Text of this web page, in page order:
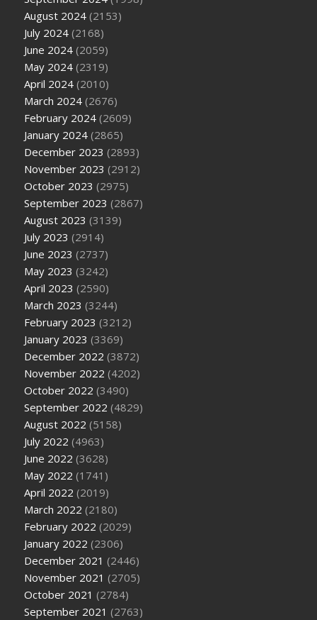
August 2024 (2153)
July 2024 (2168)
June 2024 (2059)
May 2024 (2319)
April 2024 (2010)
March 2024 (2676)
February 2024 (2609)
January 2024 (2865)
December 2023 (2893)
November 2023 (2912)
October 2023 (2975)
September 2023 (2867)
August 2023 (3139)
July 2023 (2914)
June 2023 (2737)
May 2023 (3242)
April 2023 (2590)
March 2023 (3244)
February 2023 (3212)
January 2023 (3369)
December 2022 (3872)
November 2022 (4202)
October 2022 (3490)
September 2022 (4829)
August 2022 (5158)
July 2022 (4963)
June 2022 (3628)
May 2022 (1741)
April 2022 (2019)
March 2022 (2180)
February 2022 (2029)
January 2022 (2306)
December 2021 (2446)
November 2021 (2705)
October 2021 (2784)
September 2021 (2763)